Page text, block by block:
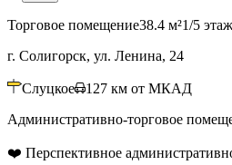
Торговое помещение38.4 м²1/5 этаж
г. Солигорск, ул. Ленина, 24
Слуцкое 127 км от МКАД
Административно-торговое
❤️ Перспективное